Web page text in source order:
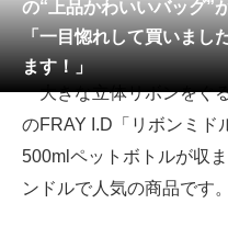
メディア
注目記事を集めた総合ページ
ITの今と未来を見通す
スマホと通信の最新トレンド
の“上品かわいいバッグ”
「一目惚れして買いまし
ます！」
大きな立体リボンをぐる
のFRAY I.D「リボンミド
500mlペットボトルが収
ンドルで人気の商品です。